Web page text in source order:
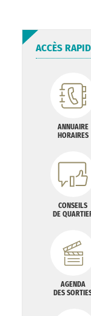
ACCÈS
ANNUAIRE
HORAIRES
CONSEILS
DE
AGENDA
DES